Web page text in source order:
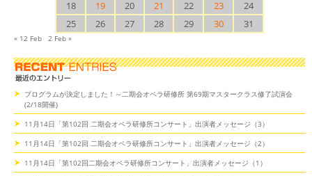
18
19 20 21 22 23
24
25
26 27 28 29 30 31
« 12 Feb 2 Feb »
プログラムが決定しました！～二期会オペラ研修所 第69期マスタークラス修了試演会
(2/18開催)
11月14日「第102回 二期会オペラ研修所コンサート」出演者メッセージ（3）
11月14日「第102回 二期会オペラ研修所コンサート」出演者メッセージ（2）
11月14日「第102回二期会オペラ研修所コンサート」出演者メッセージ（1）